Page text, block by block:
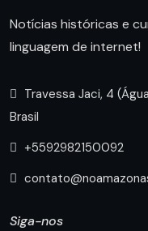
Notícias históricas e
linguagem de internet!
Travessa Jaci, 4
Brasil
+5592982150092
Siga-nos